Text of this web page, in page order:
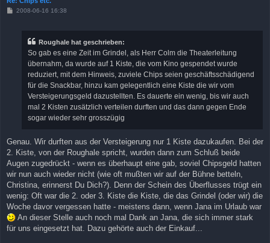
B2008-06-16 16:38
Roughale hat geschrieben:
So gab es eine Zeit im Grindel, als Herr Colm die Theaterleitung
übernahm, da wurde auf 1 Kiste, die vom Kino gespendet wurde
reduziert, mit dem Hinweis, zuviele Chips seien geschäftsschädigend
für die Snackbar, hinzu kam gelegentlich eine Kiste die wir vom
Versteigerungsgeld dazustellten. Es dauerte ein wenig, bis wir auch
mal 2 Kisten zusätzlich verteilen durften und das dann gegen Ende
sogar wieder sehr grosszügig
Genau. Wir durften aus der Versteigerung nur 1 Kiste dazukaufen. Bei der
2. Kiste, von der Roughale spricht, wurden dann zum Schluß beide
Augen zugedrückt - wenn es überhaupt eine gab, soviel Chipsgeld hatten
wir nun auch wieder nicht (wie oft mußten wir auf der Bühne betteln,
Christina, erinnerst Du Dich?). Denn der Schein des Überflusses trügt ein
wenig: Oft war die 2. oder 3. Kiste die Kiste, die das Grindel (oder wir) die
Woche davor vergessen hatte - meistens dann, wenn Jana im Urlaub war
An dieser Stelle auch noch mal Dank an Jana, die sich immer stark
für uns eingesetzt hat. Dazu gehörte auch der Einkauf...